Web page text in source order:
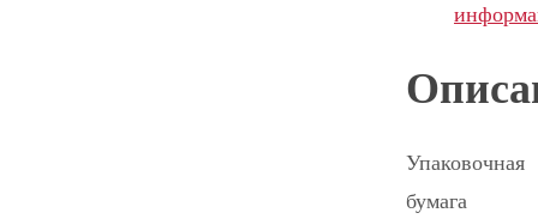
Упаковочная
бумага